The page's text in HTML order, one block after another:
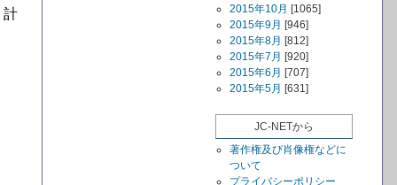
計
2015年10月 [1065]
2015年9月 [946]
2015年8月 [812]
2015年7月 [920]
2015年6月 [707]
2015年5月 [631]
JC-NETから
著作権及び肖像権などに
ついて
プライバシーポリシー